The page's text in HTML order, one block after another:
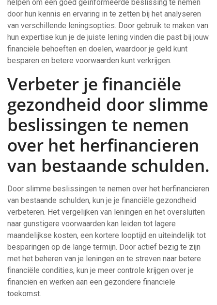
helpen om een goed geïnformeerde beslissing te nemen
door hun kennis en ervaring in te zetten bij het analyseren
van verschillende leningsopties. Door gebruik te maken van
hun expertise kun je de juiste lening vinden die past bij jouw
financiële behoeften en doelen, waardoor je geld kunt
besparen en betere voorwaarden kunt verkrijgen.
Verbeter je financiële
gezondheid door slimme
beslissingen te nemen
over het herfinancieren
van bestaande schulden.
Door slimme beslissingen te nemen over het herfinancieren
van bestaande schulden, kun je je financiële gezondheid
verbeteren. Het vergelijken van leningen en het oversluiten
naar gunstigere voorwaarden kan leiden tot lagere
maandelijkse kosten, een kortere looptijd en uiteindelijk tot
besparingen op de lange termijn. Door actief bezig te zijn
met het beheren van je leningen en te streven naar betere
financiële condities, kun je meer controle krijgen over je
financiën en werken aan een gezondere financiële
toekomst.